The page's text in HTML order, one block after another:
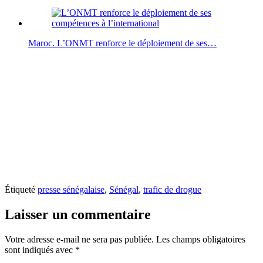
Maroc. L’ONMT renforce le déploiement de ses…
Étiqueté presse sénégalaise, Sénégal, trafic de drogue
Laisser un commentaire
Votre adresse e-mail ne sera pas publiée. Les champs obligatoires
sont indiqués avec *